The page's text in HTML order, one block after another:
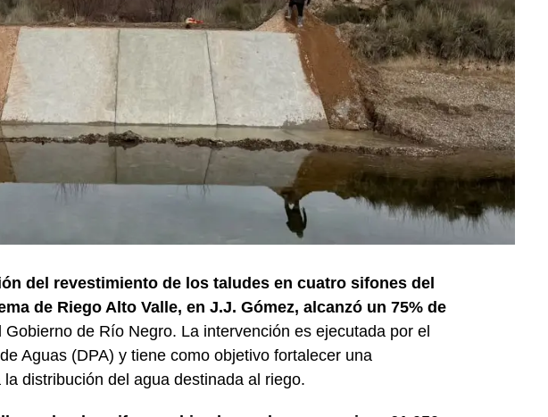
del revestimiento de los taludes en cuatro sifones del
de Riego Alto Valle, en J.J. Gómez, alcanzó un 75% de
Gobierno de Río Negro. La intervención es ejecutada por el
Aguas (DPA) y tiene como objetivo fortalecer una
distribución del agua destinada al riego.